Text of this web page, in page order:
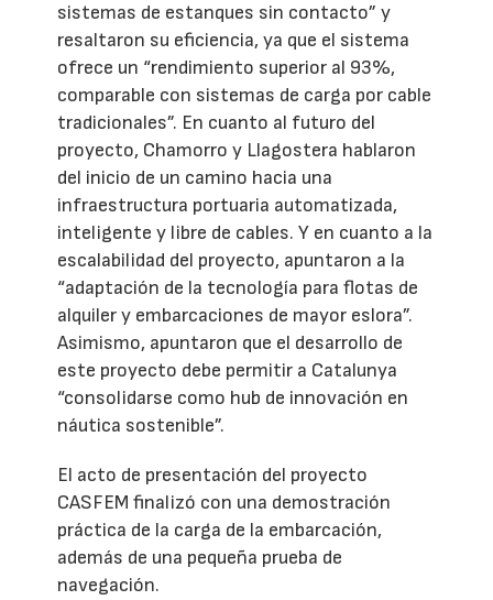
sistemas de estanques sin contacto” y
resaltaron su eficiencia, ya que el sistema
ofrece un “rendimiento superior al 93%,
comparable con sistemas de carga por cable
tradicionales”. En cuanto al futuro del
proyecto, Chamorro y Llagostera hablaron
del inicio de un camino hacia una
infraestructura portuaria automatizada,
inteligente y libre de cables. Y en cuanto a la
escalabilidad del proyecto, apuntaron a la
“adaptación de la tecnología para flotas de
alquiler y embarcaciones de mayor eslora”.
Asimismo, apuntaron que el desarrollo de
este proyecto debe permitir a Catalunya
“consolidarse como hub de innovación en
náutica sostenible”.
El acto de presentación del proyecto
CASFEM finalizó con una demostración
práctica de la carga de la embarcación,
además de una pequeña prueba de
navegación.